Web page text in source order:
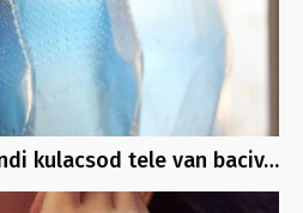
kulacsod tele van baciv…